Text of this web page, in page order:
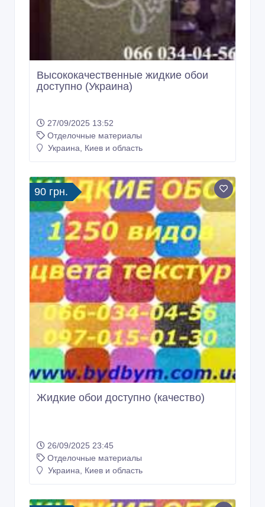
Высококачественные жидкие обои
доступно (Украина)
27/09/2025 13:52
Отделочные материалы
Украина, Киев и область
90 грн.
Жидкие обои доступно (качество)
26/09/2025 23:45
Отделочные материалы
Украина, Киев и область